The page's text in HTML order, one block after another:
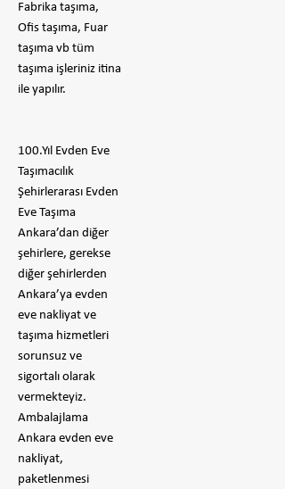
Fabrika taşıma,
Ofis taşıma, Fuar
taşıma vb tüm
taşıma işleriniz itina
ile yapılır.
100.Yıl Evden Eve
Taşımacılık
Şehirlerarası Evden
Eve Taşıma
Ankara’dan diğer
şehirlere, gerekse
diğer şehirlerden
Ankara’ya evden
eve nakliyat ve
taşıma hizmetleri
sorunsuz ve
sigortalı olarak
vermekteyiz.
Ambalajlama
Ankara evden eve
nakliyat,
paketlenmesi